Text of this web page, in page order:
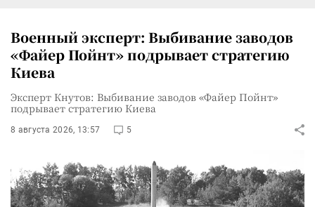
Военный эксперт: Выбивание заводов
«Файер Пойнт» подрывает стратегию
Киева
Эксперт Кнутов: Выбивание заводов «Файер Пойнт»
подрывает стратегию Киева
8 августа 2026, 13:57 5